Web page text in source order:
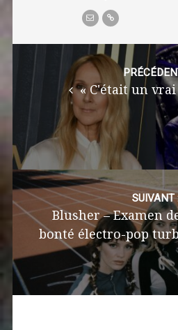
navigation
« C'était un
SUIVANT
Blusher – Examen
bonté électro-pop